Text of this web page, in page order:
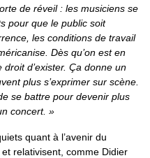
de réveil : les musiciens se
pour que le public soit
les conditions de travail
Dès qu’on est en
d’exister. Ça donne un
plus s’exprimer sur scène.
se battre pour devenir plus
concert. »
quant à l’avenir du
relativisent, comme Didier